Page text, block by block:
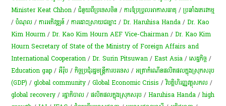
Minister Keat Chhon /ជំនួយពីប្រទេសចិន /ការប្រែប្រួលអាកាសធាតុ /ប្រឆាំងភេរវកម្ម
/បំណុល /ការអភិវឌ្ឍន៍ /ការដោះស្រាយជម្លោះ /Dr. Haruhisa Handa /Dr. Kao
Kim Hourm /Dr. Kao Kim Hourn AEF Vice-Chairman /Dr. Kao Kim
Hourn Secretary of State of the Ministry of Foreign Affairs and
International Cooperation /Dr. Surin Pitsuwan /East Asia /សេដ្ឋកិច្ច /
Education gap /អឺរ៉ុប /កិច្ចប្រជុំរដ្ឋមន្ត្រីការបរទេស /អត្រា​កំណើន​ផលិតផល​ក្នុង​ស្រុក​សរុប​
(GDP)​ /global community /Global Economic Crisis /វិបត្តិហិរញ្ញវត្ថុសកល /
global recovery /រដ្ឋាភិបាល /ផលិតផលក្នុងស្រុកសរុប /Haruhisa Handa /high